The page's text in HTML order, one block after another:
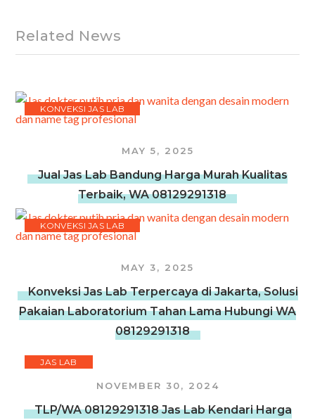
Related News
KONVEKSI JAS LAB
MAY 5, 2025
Jual Jas Lab Bandung Harga Murah Kualitas
Terbaik, WA 08129291318
KONVEKSI JAS LAB
MAY 3, 2025
Konveksi Jas Lab Terpercaya di Jakarta, Solusi
Pakaian Laboratorium Tahan Lama Hubungi WA
08129291318
JAS LAB
NOVEMBER 30, 2024
TLP/WA 08129291318 Jas Lab Kendari Harga